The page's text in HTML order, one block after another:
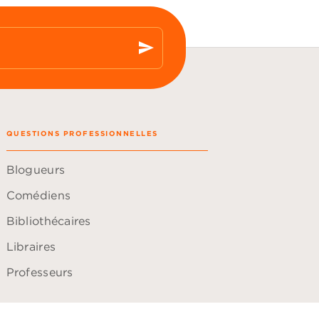
send
QUESTIONS PROFESSIONNELLES
Blogueurs
Comédiens
Bibliothécaires
Libraires
Professeurs